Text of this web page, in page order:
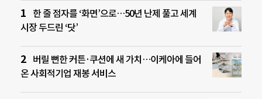
한 줄 점자를 ‘화면’으로…50년 난제 풀고 세계
시장 두드린 ‘닷’
버릴 뻔한 커튼·쿠션에 새 가치…이케아에 들어
온 사회적기업 재봉 서비스